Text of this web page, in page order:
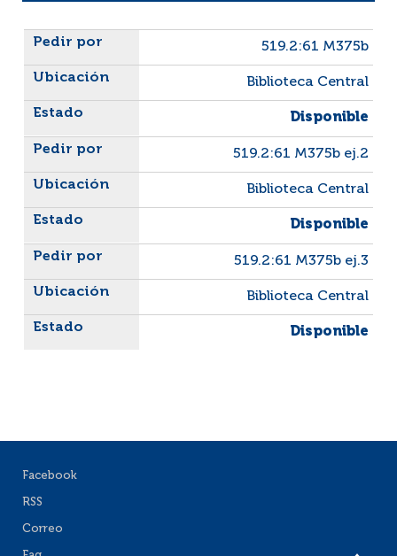
Liste des exemplaires
519.2:61 M375b
Biblioteca Central
Disponible
519.2:61 M375b ej.2
Biblioteca Central
Disponible
519.2:61 M375b ej.3
Biblioteca Central
Disponible
Facebook
RSS
Correo